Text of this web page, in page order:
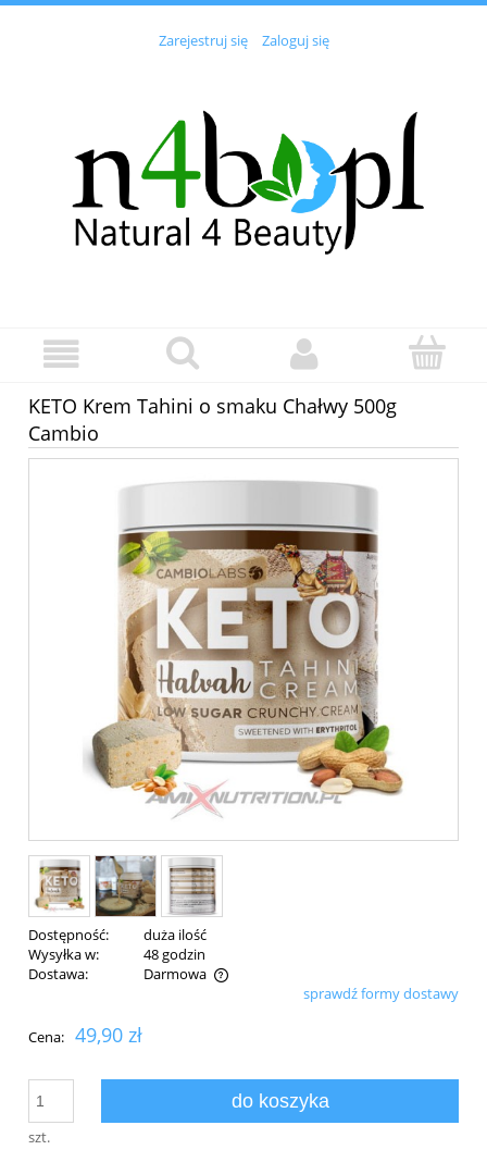
Zarejestruj się Zaloguj się
KETO Krem Tahini o smaku Chałwy 500g
Cambio
Dostępność:
duża ilość
Wysyłka w:
48 godzin
Dostawa:
Darmowa
Cena nie zawiera ewentualnych kosztów płatnościsprawdź formy dostawy
Cena: 49,90 zł
szt.
do koszyka